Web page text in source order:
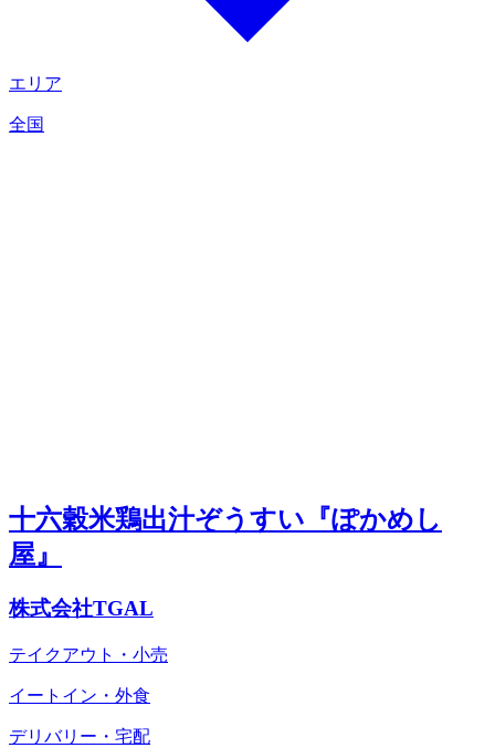
エリア
全国
十六穀米鶏出汁ぞうすい『ぽかめし
屋』
株式会社TGAL
テイクアウト・小売
イートイン・外食
デリバリー・宅配